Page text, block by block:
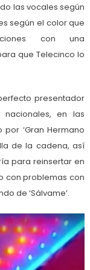
las vocales según
según el color que
con una
que Telecinco lo
presentador
en las
‘Gran Hermano
de la cadena, así
para reinsertar en
con problemas con
de ‘Sálvame’.